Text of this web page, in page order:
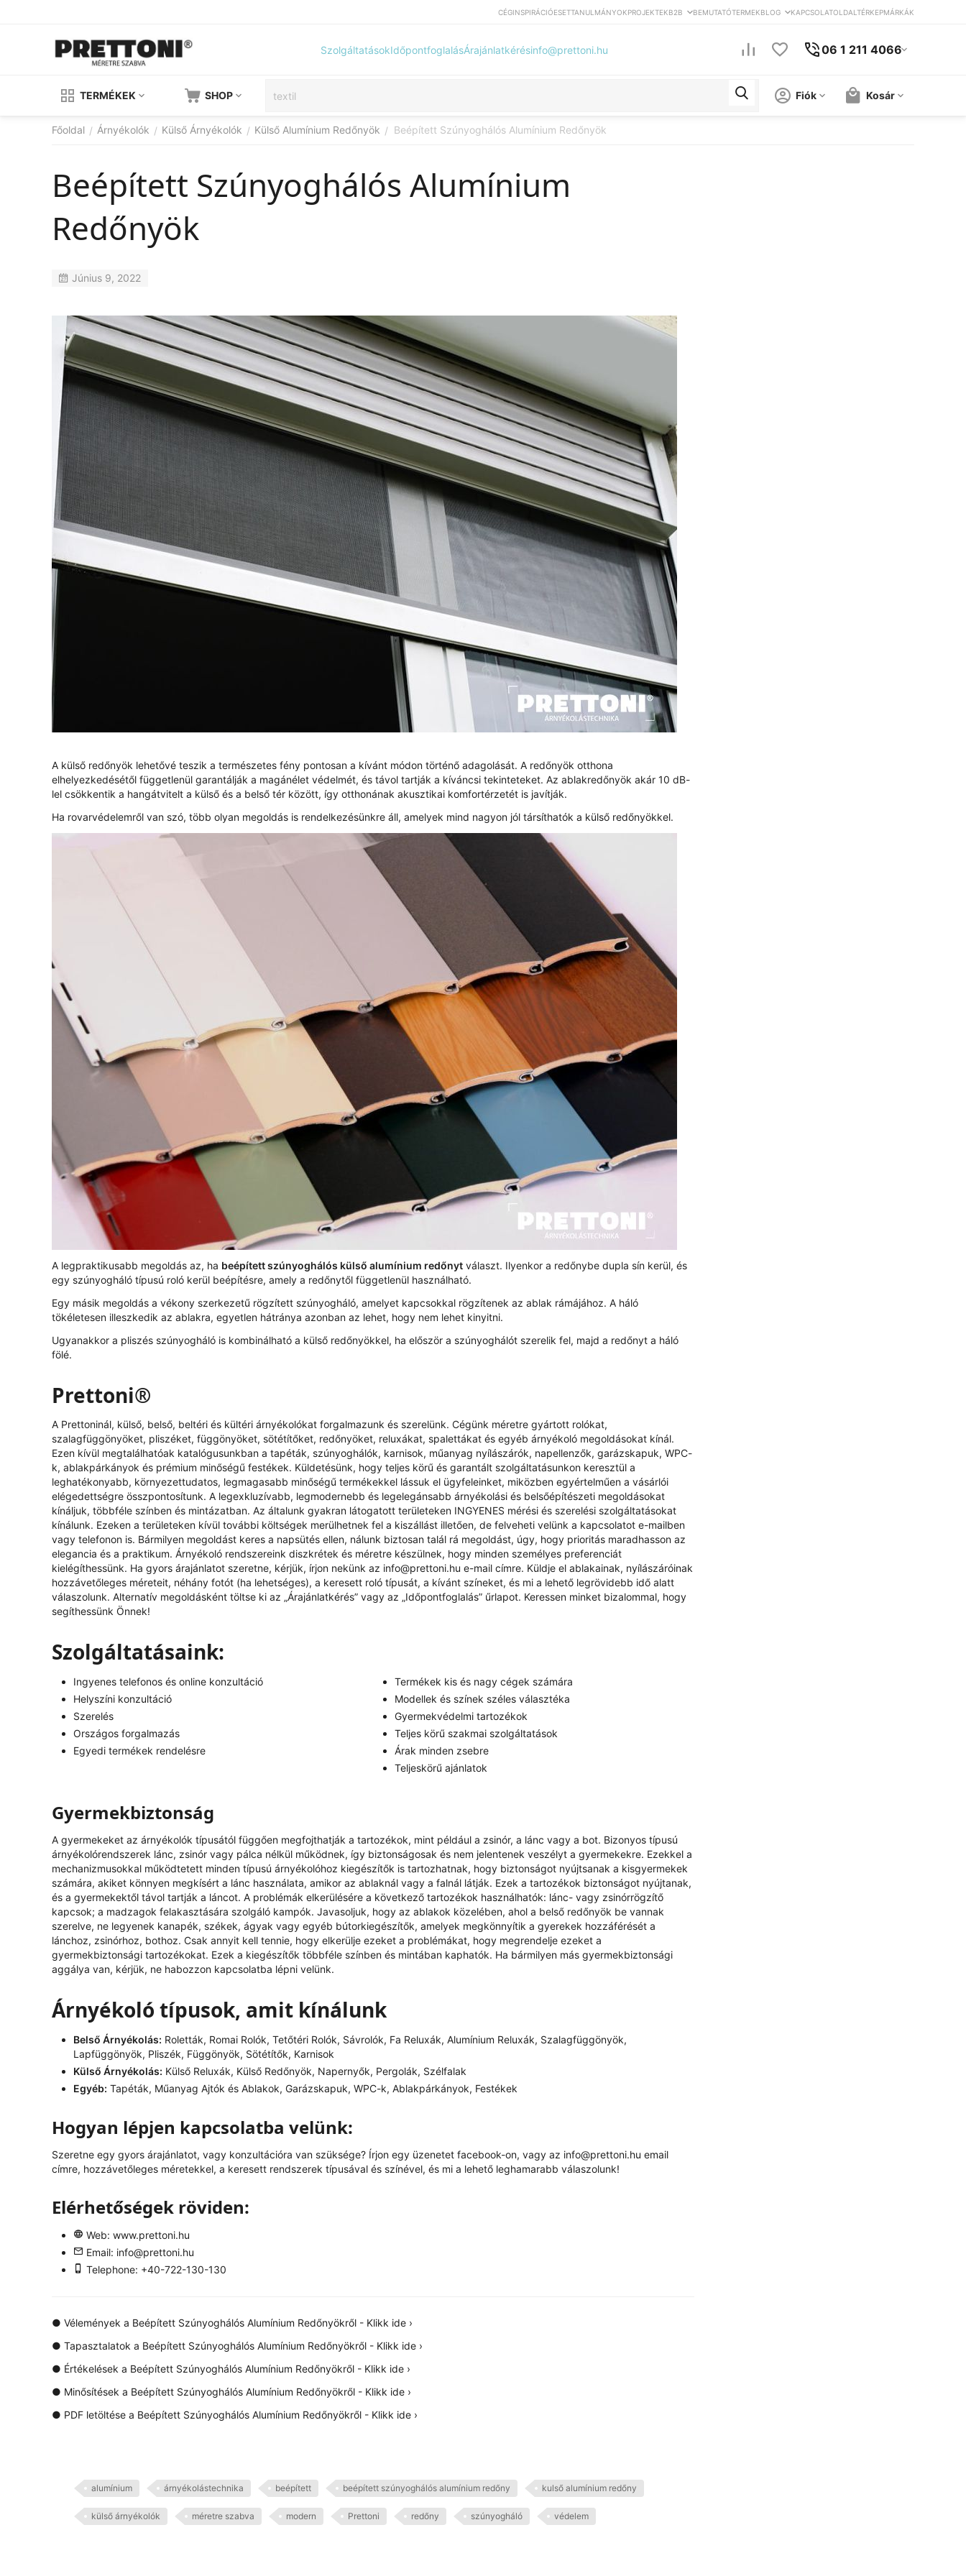
CÉGINSPIRÁCIÓESETTANULMÁNYOKPROJEKTEKB2B BEMUTATÓTERMEKBLOG KAPCSOLATOLDALTÉRKEPMÁRKÁK
SzolgáltatásokIdőpontfoglalásÁrajánlatkérésinfo@prettoni.hu 06 1 211 4066
TERMÉKEK SHOP Kosár
Fiók
Főoldal / Árnyékolók / Külső Árnyékolók / Külső Alumínium Redőnyök / Beépített Szúnyoghálós Alumínium Redőnyök
Beépített Szúnyoghálós Alumínium
Redőnyök
Június 9, 2022
A külső redőnyök lehetővé teszik a természetes fény pontosan a kívánt módon történő adagolását. A redőnyök otthona
elhelyezkedésétől függetlenül garantálják a magánélet védelmét, és távol tartják a kíváncsi tekinteteket. Az ablakredőnyök akár 10 dB-
lel csökkentik a hangátvitelt a külső és a belső tér között, így otthonának akusztikai komfortérzetét is javítják.
Ha rovarvédelemről van szó, több olyan megoldás is rendelkezésünkre áll, amelyek mind nagyon jól társíthatók a külső redőnyökkel.
A legpraktikusabb megoldás az, ha beépített szúnyoghálós külső alumínium redőnyt választ. Ilyenkor a redőnybe dupla sín kerül, és
egy szúnyogháló típusú roló kerül beépítésre, amely a redőnytől függetlenül használható.
Egy másik megoldás a vékony szerkezetű rögzített szúnyogháló, amelyet kapcsokkal rögzítenek az ablak rámájához. A háló
tökéletesen illeszkedik az ablakra, egyetlen hátránya azonban az lehet, hogy nem lehet kinyitni.
Ugyanakkor a pliszés szúnyogháló is kombinálható a külső redőnyökkel, ha először a szúnyoghálót szerelik fel, majd a redőnyt a háló
fölé.
Prettoni®
A Prettoninál, külső, belső, beltéri és kültéri árnyékolókat forgalmazunk és szerelünk. Cégünk méretre gyártott rolókat,
szalagfüggönyöket, pliszéket, függönyöket, sötétítőket, redőnyöket, reluxákat, spalettákat és egyéb árnyékoló megoldásokat kínál.
Ezen kívül megtalálhatóak katalógusunkban a tapéták, szúnyoghálók, karnisok, műanyag nyílászárók, napellenzők, garázskapuk, WPC-
k, ablakpárkányok és prémium minőségű festékek. Küldetésünk, hogy teljes körű és garantált szolgáltatásunkon keresztül a
leghatékonyabb, környezettudatos, legmagasabb minőségű termékekkel lássuk el ügyfeleinket, miközben egyértelműen a vásárlói
elégedettségre összpontosítunk. A legexkluzívabb, legmodernebb és legelegánsabb árnyékolási és belsőépítészeti megoldásokat
kínáljuk, többféle színben és mintázatban. Az általunk gyakran látogatott területeken INGYENES mérési és szerelési szolgáltatásokat
kínálunk. Ezeken a területeken kívül további költségek merülhetnek fel a kiszállást illetően, de felveheti velünk a kapcsolatot e-mailben
vagy telefonon is. Bármilyen megoldást keres a napsütés ellen, nálunk biztosan talál rá megoldást, úgy, hogy prioritás maradhasson az
elegancia és a praktikum. Árnyékoló rendszereink diszkrétek és méretre készülnek, hogy minden személyes preferenciát
kielégíthessünk. Ha gyors árajánlatot szeretne, kérjük, írjon nekünk az info@prettoni.hu e-mail címre. Küldje el ablakainak, nyílászáróinak
hozzávetőleges méreteit, néhány fotót (ha lehetséges), a keresett roló típusát, a kívánt színeket, és mi a lehető legrövidebb idő alatt
válaszolunk. Alternatív megoldásként töltse ki az „Árajánlatkérés” vagy az „Időpontfoglalás” űrlapot. Keressen minket bizalommal, hogy
segíthessünk Önnek!
Szolgáltatásaink:
Ingyenes telefonos és online konzultáció
Helyszíni konzultáció
Szerelés
Országos forgalmazás
Egyedi termékek rendelésre
Termékek kis és nagy cégek számára
Modellek és színek széles választéka
Gyermekvédelmi tartozékok
Teljes körű szakmai szolgáltatások
Árak minden zsebre
Teljeskörű ajánlatok
Gyermekbiztonság
A gyermekeket az árnyékolók típusától függően megfojthatják a tartozékok, mint például a zsinór, a lánc vagy a bot. Bizonyos típusú
árnyékolórendszerek lánc, zsinór vagy pálca nélkül működnek, így biztonságosak és nem jelentenek veszélyt a gyermekekre. Ezekkel a
mechanizmusokkal működtetett minden típusú árnyékolóhoz kiegészítők is tartozhatnak, hogy biztonságot nyújtsanak a kisgyermekek
számára, akiket könnyen megkísért a lánc használata, amikor az ablaknál vagy a falnál látják. Ezek a tartozékok biztonságot nyújtanak,
és a gyermekektől távol tartják a láncot. A problémák elkerülésére a következő tartozékok használhatók: lánc- vagy zsinórrögzítő
kapcsok; a madzagok felakasztására szolgáló kampók. Javasoljuk, hogy az ablakok közelében, ahol a belső redőnyök be vannak
szerelve, ne legyenek kanapék, székek, ágyak vagy egyéb bútorkiegészítők, amelyek megkönnyítik a gyerekek hozzáférését a
lánchoz, zsinórhoz, bothoz. Csak annyit kell tennie, hogy elkerülje ezeket a problémákat, hogy megrendelje ezeket a
gyermekbiztonsági tartozékokat. Ezek a kiegészítők többféle színben és mintában kaphatók. Ha bármilyen más gyermekbiztonsági
aggálya van, kérjük, ne habozzon kapcsolatba lépni velünk.
Árnyékoló típusok, amit kínálunk
Belső Árnyékolás: Roletták, Romai Rolók, Tetőtéri Rolók, Sávrolók, Fa Reluxák, Alumínium Reluxák, Szalagfüggönyök,
Lapfüggönyök, Pliszék, Függönyök, Sötétítők, Karnisok
Külső Árnyékolás: Külső Reluxák, Külső Redőnyök, Napernyők, Pergolák, Szélfalak
Egyéb: Tapéták, Műanyag Ajtók és Ablakok, Garázskapuk, WPC-k, Ablakpárkányok, Festékek
Hogyan lépjen kapcsolatba velünk:
Szeretne egy gyors árajánlatot, vagy konzultációra van szüksége? Írjon egy üzenetet facebook-on, vagy az info@prettoni.hu email
címre, hozzávetőleges méretekkel, a keresett rendszerek típusával és színével, és mi a lehető leghamarabb válaszolunk!
Elérhetőségek röviden:
Web: www.prettoni.hu
Email: info@prettoni.hu
Telephone: +40-722-130-130
● Vélemények a Beépített Szúnyoghálós Alumínium Redőnyökről - Klikk ide ›
● Tapasztalatok a Beépített Szúnyoghálós Alumínium Redőnyökről - Klikk ide ›
● Értékelések a Beépített Szúnyoghálós Alumínium Redőnyökről - Klikk ide ›
● Minősítések a Beépített Szúnyoghálós Alumínium Redőnyökről - Klikk ide ›
● PDF letöltése a Beépített Szúnyoghálós Alumínium Redőnyökről - Klikk ide ›
alumínium árnyékolástechnika beépített beépített szúnyoghálós alumínium redőny kulső alumínium redőny
külső árnyékolók méretre szabva modern Prettoni redőny szúnyogháló védelem